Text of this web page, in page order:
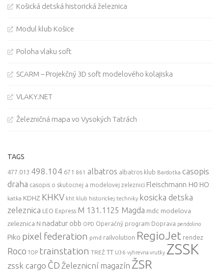
Košická detská historická železnica
Modul klub Košice
Poloha vlaku soft
SCARM – Projekčný 3D soft modelového kolajiska
VLAKY.NET
Železničná mapa vo Vysokých Tatrách
TAGS
477.013 498.104 671 861 albatros albatros klub Bardotka casopis
draha casopis o skutocnej a modelovej zeleznici Fleischmann H0 HO
katka KDHZ KHKV kht klub historickej techniky kosicka detska
zeleznica LEO Express M 131.1125 Magda mdc modelova
zeleznica N nadatur obb OPD Operačný program Doprava pendolino
Piko pixel federation pmd railvolution RegioJet rendez
Roco TOP trainstation TREŽ TT U36 vyhrevna vrutky ZSSK
zssk cargo ČD Železnicní magazín ŽSR